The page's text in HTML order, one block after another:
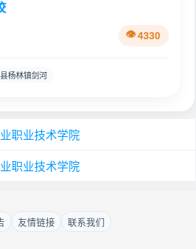
4330
杨林镇剑河
职业技术学院
职业技术学院
友情链接 联系我们